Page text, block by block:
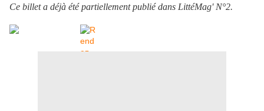
Ce billet a déjà été partiellement publié dans LittéMag' N°2.